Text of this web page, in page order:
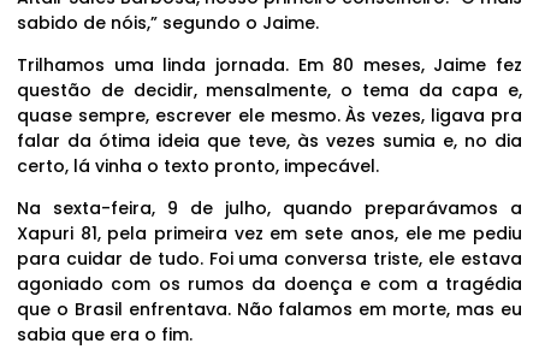
sabido de nóis,” segundo o Jaime.
Trilhamos uma linda jornada. Em 80 meses, Jaime fez
questão de decidir, mensalmente, o tema da capa e,
quase sempre, escrever ele mesmo. Às vezes, ligava pra
falar da ótima ideia que teve, às vezes sumia e, no dia
certo, lá vinha o texto pronto, impecável.
Na sexta-feira, 9 de julho, quando preparávamos a
Xapuri 81, pela primeira vez em sete anos, ele me pediu
para cuidar de tudo. Foi uma conversa triste, ele estava
agoniado com os rumos da doença e com a tragédia
que o Brasil enfrentava. Não falamos em morte, mas eu
sabia que era o fim.